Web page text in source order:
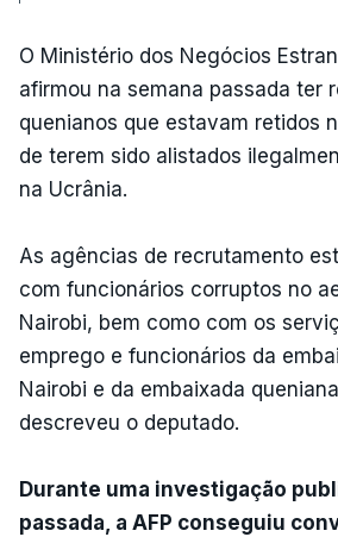
O Ministério dos Negócios
afirmou na semana passada ter
quenianos que estavam retidos
de terem sido alistados
na Ucrânia.
As agências de recrutamento
com funcionários corruptos no
Nairobi, bem como com os
emprego e funcionários da
Nairobi e da embaixada
descreveu o deputado.
Durante uma investigação
passada, a AFP conseguiu